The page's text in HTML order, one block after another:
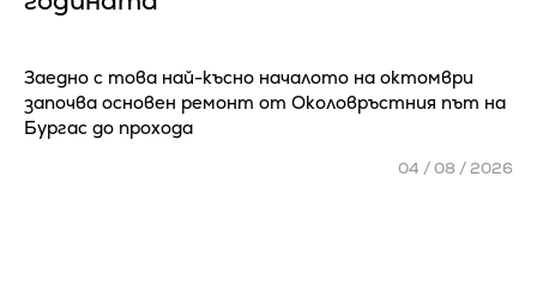
Заедно с това най-късно началото на октомври
започва основен ремонт от Околовръстния път на
Бургас до прохода
04 / 08 / 2026